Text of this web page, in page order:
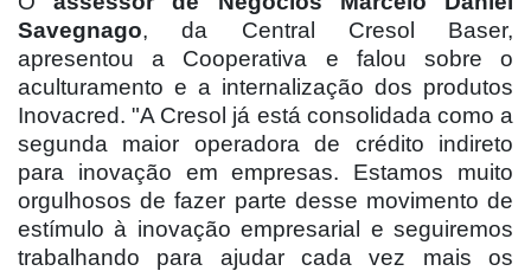
Savegnago, da Central Cresol Baser,
apresentou a Cooperativa e falou sobre o
aculturamento e a internalização dos produtos
Inovacred. "A Cresol já está consolidada como a
segunda maior operadora de crédito indireto
para inovação em empresas. Estamos muito
orgulhosos de fazer parte desse movimento de
estímulo à inovação empresarial e seguiremos
trabalhando para ajudar cada vez mais os